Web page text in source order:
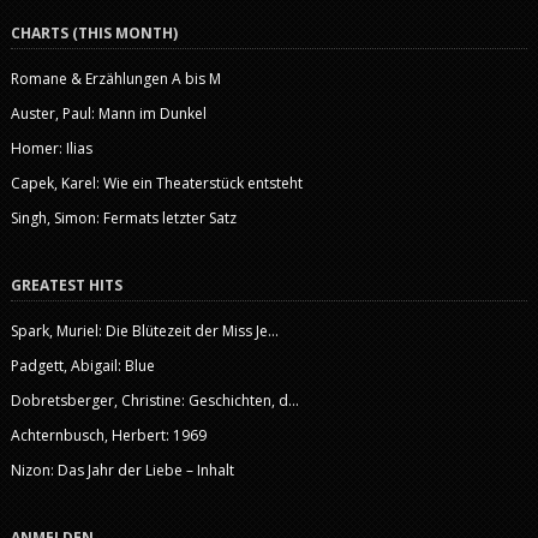
CHARTS (THIS MONTH)
Romane & Erzählungen A bis M
Auster, Paul: Mann im Dunkel
Homer: Ilias
Capek, Karel: Wie ein Theaterstück entsteht
Singh, Simon: Fermats letzter Satz
GREATEST HITS
Spark, Muriel: Die Blütezeit der Miss Je...
Padgett, Abigail: Blue
Dobretsberger, Christine: Geschichten, d...
Achternbusch, Herbert: 1969
Nizon: Das Jahr der Liebe – Inhalt